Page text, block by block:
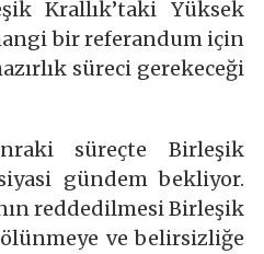
Krallık’taki Yüksek
bir referandum için
süreci gerekeceği
süreçte Birleşik
gündem bekliyor.
reddedilmesi Birleşik
ve belirsizliğe